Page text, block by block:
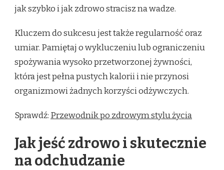
jak szybko i jak zdrowo stracisz na wadze.
Kluczem do sukcesu jest także regularność oraz
umiar. Pamiętaj o wykluczeniu lub ograniczeniu
spożywania wysoko przetworzonej żywności,
która jest pełna pustych kalorii i nie przynosi
organizmowi żadnych korzyści odżywczych.
Sprawdź: Przewodnik po zdrowym stylu życia
Jak jeść zdrowo i skutecznie
na odchudzanie